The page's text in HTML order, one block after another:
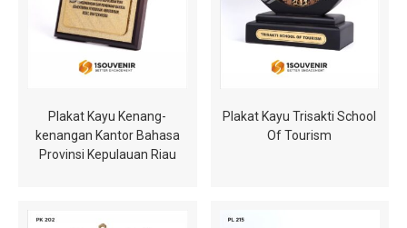
Plakat Kayu Kenang-
kenangan Kantor Bahasa
Provinsi Kepulauan Riau
Plakat Kayu Trisakti School
Of Tourism